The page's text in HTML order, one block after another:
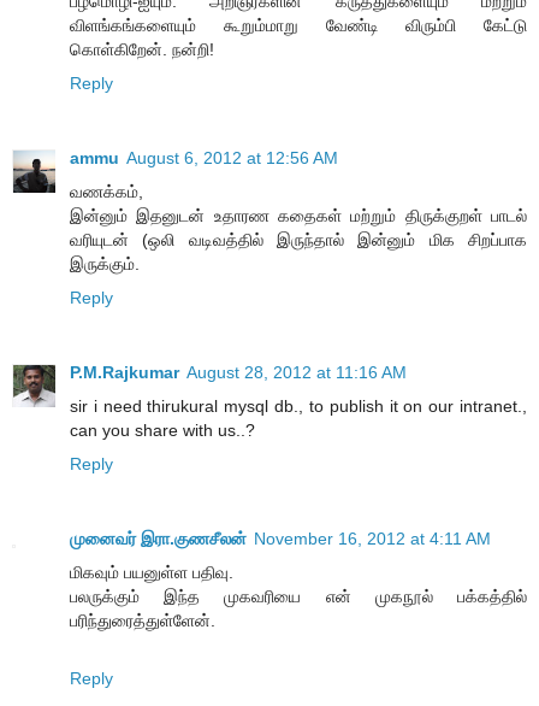
விளங்கங்களையும் கூறும்மாறு வேண்டி விரும்பி கேட்டு
கொள்கிறேன். நன்றி!
Reply
ammu August 6, 2012 at 12:56 AM
வணக்கம்,
இன்னும் இதனுடன் உதாரண கதைகள் மற்றும் திருக்குறள் பாடல்
வரியுடன் (ஒலி வடிவத்தில் இருந்தால் இன்னும் மிக சிறப்பாக
இருக்கும்.
Reply
P.M.Rajkumar August 28, 2012 at 11:16 AM
sir i need thirukural mysql db., to publish it on our intranet.,
can you share with us..?
Reply
முனைவர் இரா.குணசீலன் November 16, 2012 at 4:11 AM
மிகவும் பயனுள்ள பதிவு.
பலருக்கும் இந்த முகவரியை என் முகநூல் பக்கத்தில்
பரிந்துரைத்துள்ளேன்.
Reply